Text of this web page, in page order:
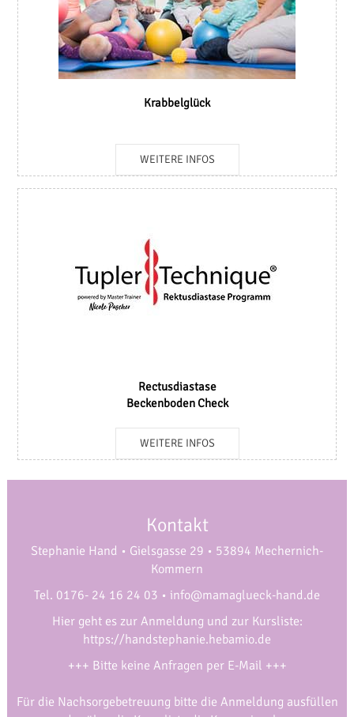
Krabbelglück
WEITERE INFOS
Rectusdiastase
Beckenboden Check
WEITERE INFOS
Kontakt
Stephanie Hand • Gielsgasse 29 • 53894 Mechernich-
Kommern
Tel. 0176- 24 16 24 03 • info@mamaglueck-hand.de
Hier geht es zur Anmeldung und zur Kursliste:
https://handstephanie.hebamio.de
+++ Bitte keine Anfragen per E-Mail +++
Für die Nachsorgebetreuung bitte die Anmeldung ausfüllen